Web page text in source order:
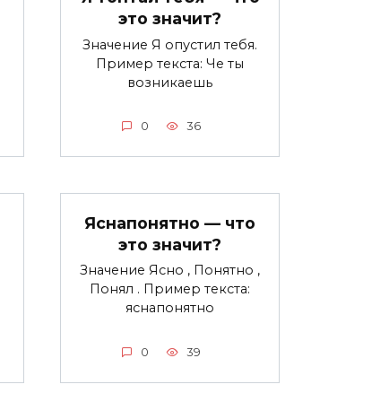
это значит?
Значение Я опустил тебя.
Пример текста: Че ты
возникаешь
0 36
Яснапонятно — что
это значит?
Значение Ясно , Понятно ,
Понял . Пример текста:
яснапонятно
0 39